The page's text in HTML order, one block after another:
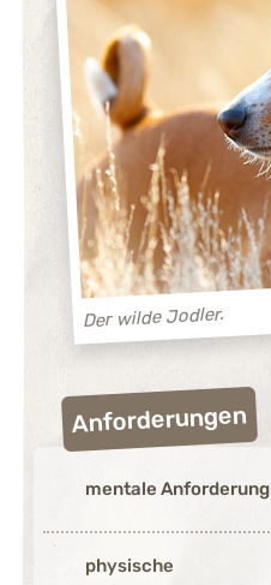
Der wilde Jodler.
Anforderungen
mentale Anforderung
physische